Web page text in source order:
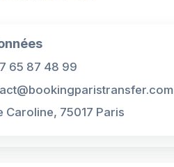
65 87 48 99
Caroline, 75017 Paris